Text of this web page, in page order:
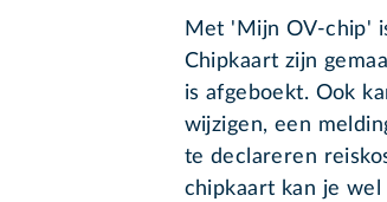
Met 'Mijn OV-chip'
Chipkaart zijn
is afgeboekt. Ook
wijzigen, een
te declareren
chipkaart kan je wel